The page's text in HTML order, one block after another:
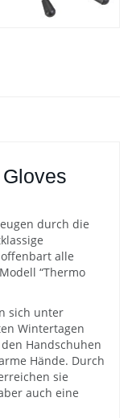
durch die
alle
“Thermo
sich unter
Wintertagen
Handschuhen
Hände. Durch
sie
auch eine